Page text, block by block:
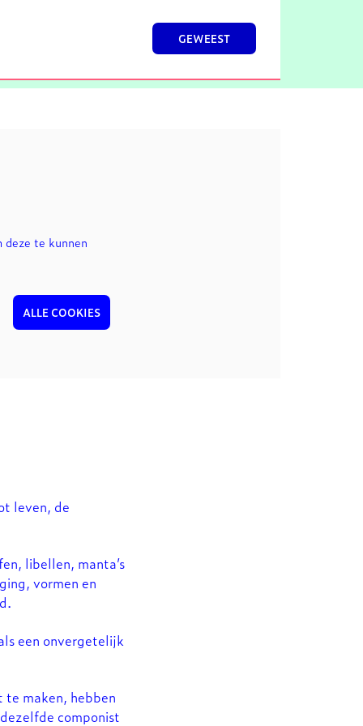
GEWEEST
deze te kunnen
ALLE COOKIES
leven, de
libellen, manta’s
vormen en
een onvergetelijk
maken, hebben
componist